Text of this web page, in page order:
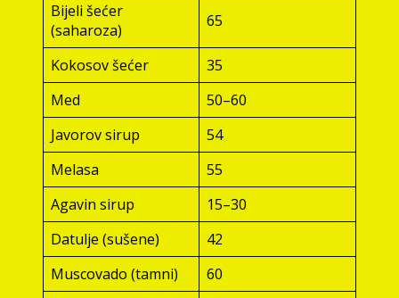
Bijeli šećer
(saharoza)
65
Kokosov šećer
35
Med
50–60
Javorov sirup
54
Melasa
55
Agavin sirup
15–30
Datulje (sušene)
42
Muscovado (tamni)
60